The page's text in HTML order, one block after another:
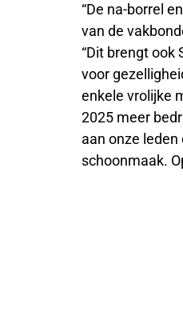
“De na-borrel
van de
“Dit brengt ook
voor
enkele vrolijke
2025 meer
aan onze
schoonmaak.